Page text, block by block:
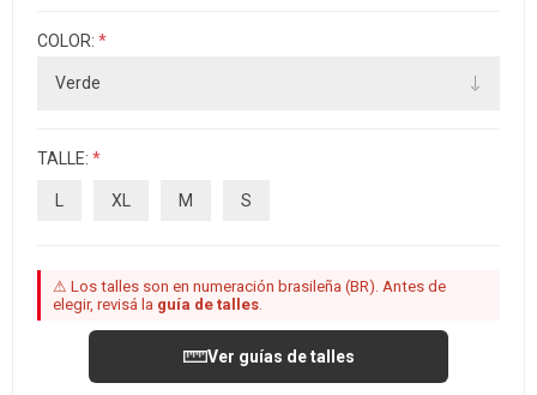
COLOR: *
TALLE: *
L XL M S
⚠ Los talles son en numeración brasileña (BR). Antes de
elegir, revisá la guía de talles.
Ver guías de talles